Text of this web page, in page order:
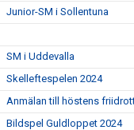
Junior-SM i Sollentuna
SM i Uddevalla
Skelleftespelen 2024
Anmälan till höstens
Bildspel Guldloppet 2024